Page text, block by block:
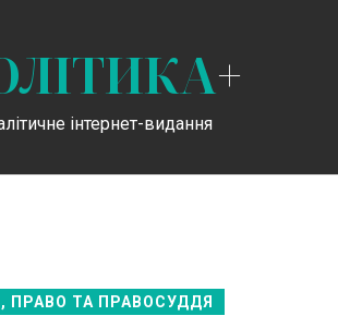
+
інтернет-видання
ПРАВО ТА ПРАВОСУДДЯ